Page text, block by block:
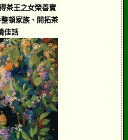
茶王之女榮善寶
頓家族、開拓茶
佳話